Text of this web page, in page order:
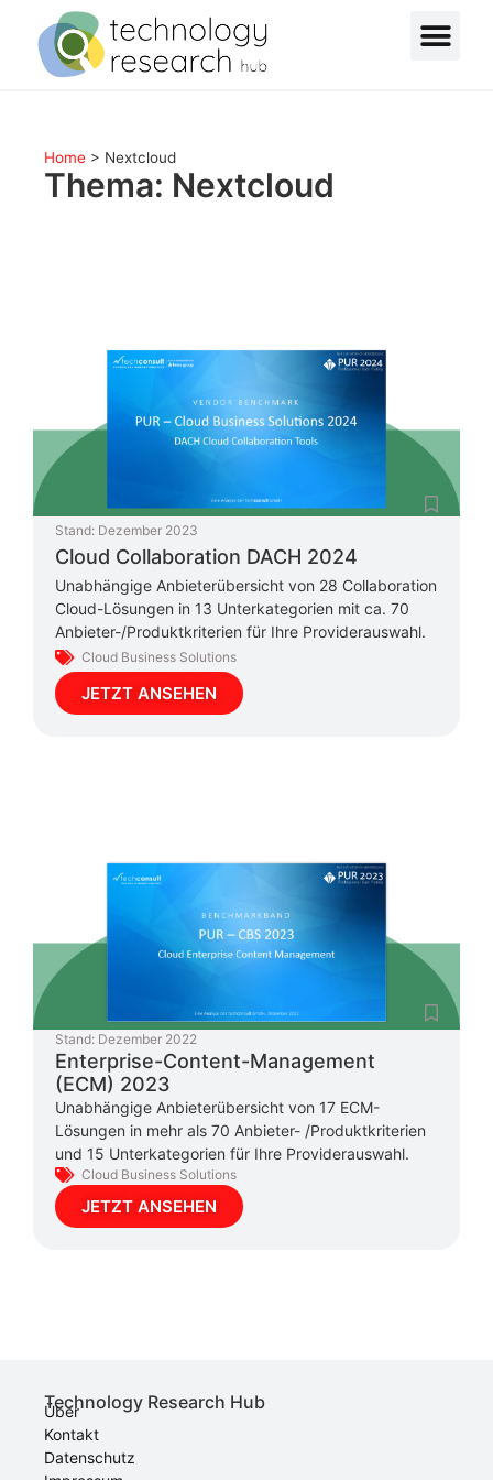
Home > Nextcloud
Thema: Nextcloud
Stand: Dezember 2023
Cloud Collaboration DACH 2024
Unabhängige Anbieterübersicht von 28 Collaboration
Cloud-Lösungen in 13 Unterkategorien mit ca. 70
Anbieter-/Produktkriterien für Ihre Providerauswahl.
Cloud Business Solutions
JETZT ANSEHEN
Stand: Dezember 2022
Enterprise-Content-Management
(ECM) 2023
Unabhängige Anbieterübersicht von 17 ECM-
Lösungen in mehr als 70 Anbieter- /Produktkriterien
und 15 Unterkategorien für Ihre Providerauswahl.
Cloud Business Solutions
JETZT ANSEHEN
Technology Research Hub
Über
Kontakt
Datenschutz